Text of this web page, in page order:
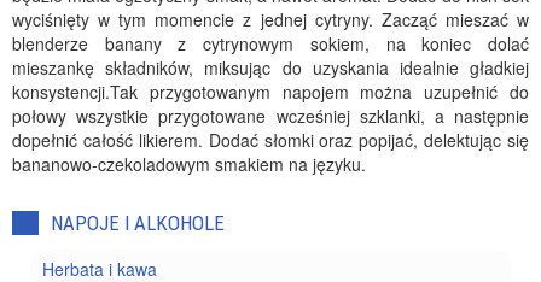
wyciśnięty w tym momencie z jednej cytryny. Zacząć mieszać w
blenderze banany z cytrynowym sokiem, na koniec dolać
mieszankę składników, miksując do uzyskania idealnie gładkiej
konsystencji.Tak przygotowanym napojem można uzupełnić do
połowy wszystkie przygotowane wcześniej szklanki, a następnie
dopełnić całość likierem. Dodać słomki oraz popijać, delektując się
bananowo-czekoladowym smakiem na języku.
NAPOJE I ALKOHOLE
Herbata i kawa